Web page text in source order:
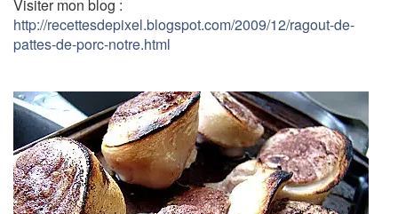
Visiter mon blog :
http://recettesdepixel.blogspot.com/2009/12/ragout-de-
pattes-de-porc-notre.html